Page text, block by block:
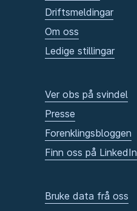
Driftsmeldingar
Om oss
Ledige stillingar
Ver obs på svindel
Presse
Forenklingsbloggen
Finn oss på LinkedIn
Bruke data frå oss